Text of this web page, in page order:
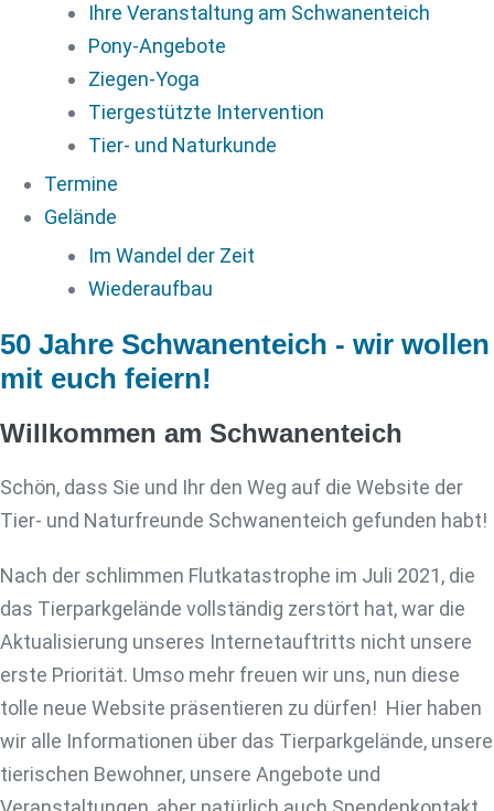
Ihre Veranstaltung am Schwanenteich
Pony-Angebote
Ziegen-Yoga
Tiergestützte Intervention
Tier- und Naturkunde
Termine
Gelände
Im Wandel der Zeit
Wiederaufbau
50 Jahre Schwanenteich - wir wollen
mit euch feiern!
Willkommen am Schwanenteich
Schön, dass Sie und Ihr den Weg auf die Website der
Tier- und Naturfreunde Schwanenteich gefunden habt!
Nach der schlimmen Flutkatastrophe im Juli 2021, die
das Tierparkgelände vollständig zerstört hat, war die
Aktualisierung unseres Internetauftritts nicht unsere
erste Priorität. Umso mehr freuen wir uns, nun diese
tolle neue Website präsentieren zu dürfen! Hier haben
wir alle Informationen über das Tierparkgelände, unsere
tierischen Bewohner, unsere Angebote und